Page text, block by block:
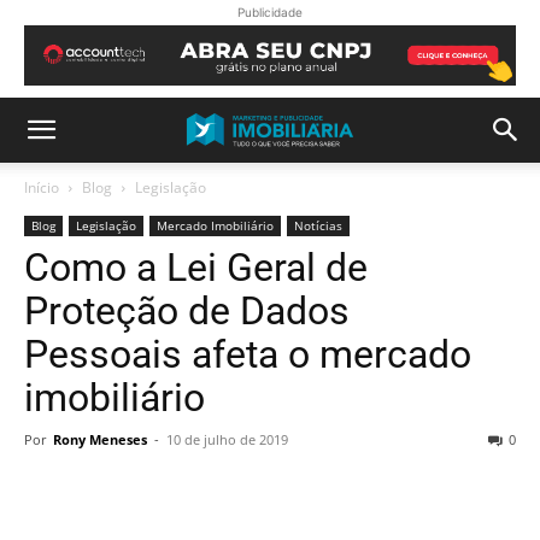
Publicidade
Início Blog Legislação
Blog Legislação Mercado Imobiliário Notícias
Como a Lei Geral de
Proteção de Dados
Pessoais afeta o mercado
imobiliário
Por Rony Meneses - 10 de julho de 2019 0